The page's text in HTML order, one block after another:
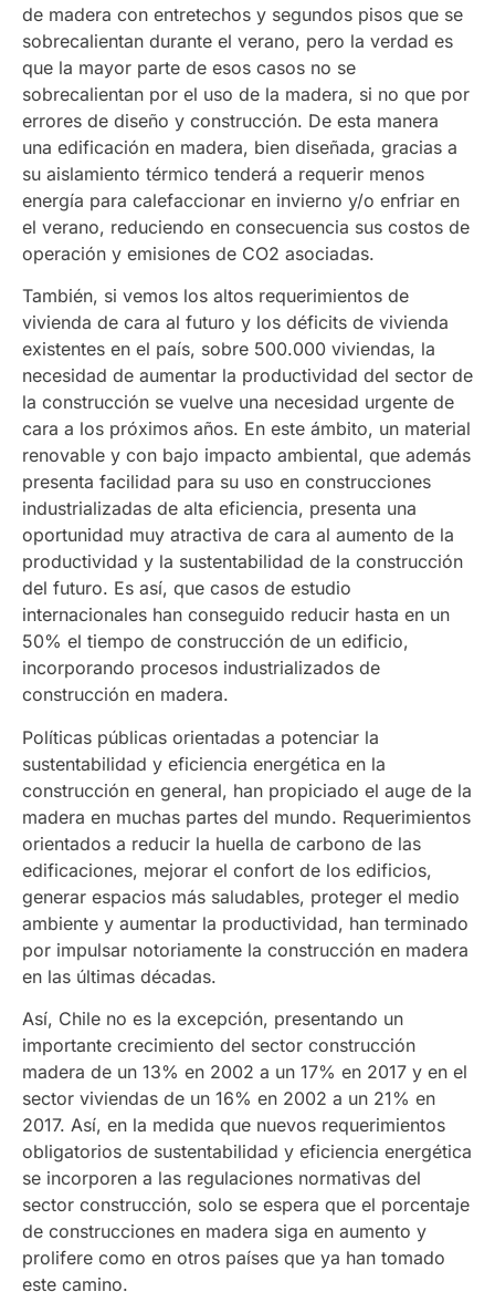
de madera con entretechos y segundos pisos que se
sobrecalientan durante el verano, pero la verdad es
que la mayor parte de esos casos no se
sobrecalientan por el uso de la madera, si no que por
errores de diseño y construcción. De esta manera
una edificación en madera, bien diseñada, gracias a
su aislamiento térmico tenderá a requerir menos
energía para calefaccionar en invierno y/o enfriar en
el verano, reduciendo en consecuencia sus costos de
operación y emisiones de CO2 asociadas.
También, si vemos los altos requerimientos de
vivienda de cara al futuro y los déficits de vivienda
existentes en el país, sobre 500.000 viviendas, la
necesidad de aumentar la productividad del sector de
la construcción se vuelve una necesidad urgente de
cara a los próximos años. En este ámbito, un material
renovable y con bajo impacto ambiental, que además
presenta facilidad para su uso en construcciones
industrializadas de alta eficiencia, presenta una
oportunidad muy atractiva de cara al aumento de la
productividad y la sustentabilidad de la construcción
del futuro. Es así, que casos de estudio
internacionales han conseguido reducir hasta en un
50% el tiempo de construcción de un edificio,
incorporando procesos industrializados de
construcción en madera.
Políticas públicas orientadas a potenciar la
sustentabilidad y eficiencia energética en la
construcción en general, han propiciado el auge de la
madera en muchas partes del mundo. Requerimientos
orientados a reducir la huella de carbono de las
edificaciones, mejorar el confort de los edificios,
generar espacios más saludables, proteger el medio
ambiente y aumentar la productividad, han terminado
por impulsar notoriamente la construcción en madera
en las últimas décadas.
Así, Chile no es la excepción, presentando un
importante crecimiento del sector construcción
madera de un 13% en 2002 a un 17% en 2017 y en el
sector viviendas de un 16% en 2002 a un 21% en
2017. Así, en la medida que nuevos requerimientos
obligatorios de sustentabilidad y eficiencia energética
se incorporen a las regulaciones normativas del
sector construcción, solo se espera que el porcentaje
de construcciones en madera siga en aumento y
prolifere como en otros países que ya han tomado
este camino.